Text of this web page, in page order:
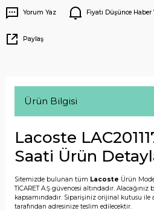
Yorum Yaz Fiyatı Düşünce Haber
Paylaş
Ürün Bilgisi
Lacoste
Saati Ürün
Sitemizde bulunan tüm Lacoste Ürün
TİCARET A.Ş güvencesi altındadır.
kapsamındadır. Siparişiniz orijinal kutusu ile
tarafından adresinize teslim edilecektir.